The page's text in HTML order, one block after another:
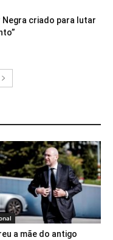
criado para lutar
a mãe do antigo